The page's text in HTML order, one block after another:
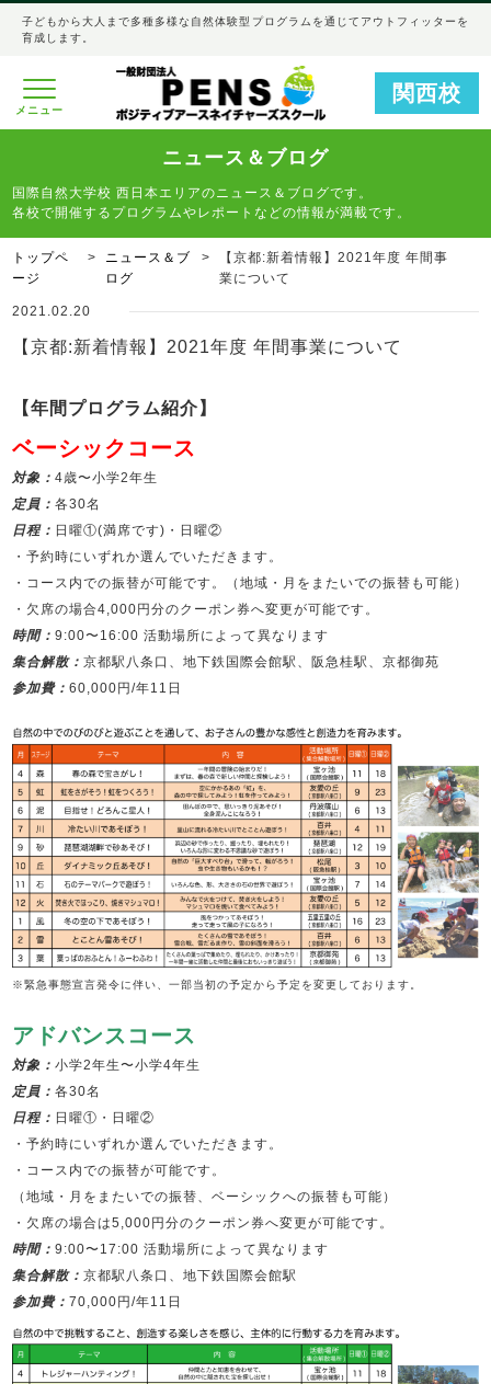
子どもから大人まで多種多様な自然体験型プログラムを通じてアウトフィッターを
育成します。
メニュー
関西校
ニュース＆ブログ
国際自然大学校 西日本エリアのニュース＆ブログです。
各校で開催するプログラムやレポートなどの情報が満載です。
トップペ
ージ
ニュース＆ブ
ログ
【京都:新着情報】2021年度 年間事
業について
2021.02.20
【京都:新着情報】2021年度 年間事業について
【年間プログラム紹介】
ベーシックコース
対象：4歳〜小学2年生
定員：各30名
日程： 日曜①(満席です)・日曜②
・予約時にいずれか選んでいただきます。
・コース内での振替が可能です。（地域・月をまたいでの振替も可能）
・欠席の場合4,000円分のクーポン券へ変更が可能です。
時間：9:00〜16:00 活動場所によって異なります
集合解散：京都駅八条口、地下鉄国際会館駅、阪急桂駅、京都御苑
参加費：60,000円/年11日
※緊急事態宣言発令に伴い、一部当初の予定から予定を変更しております。
アドバンスコース
対象：小学2年生〜小学4年生
定員：各30名
日程： 日曜①・日曜②
・予約時にいずれか選んでいただきます。
・コース内での振替が可能です。
（地域・月をまたいでの振替、ベーシックへの振替も可能）
・欠席の場合は5,000円分のクーポン券へ変更が可能です。
時間：9:00〜17:00 活動場所によって異なります
集合解散：京都駅八条口、地下鉄国際会館駅
参加費：70,000円/年11日